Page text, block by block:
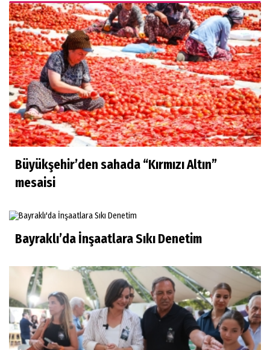
Büyükşehir’den sahada “Kırmızı Altın”
mesaisi
Bayraklı’da İnşaatlara Sıkı Denetim